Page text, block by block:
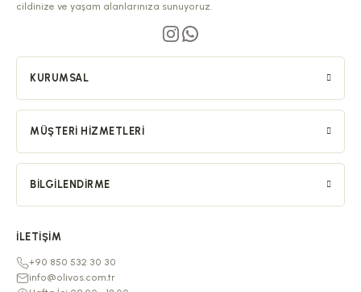
cildinize ve yaşam alanlarınıza sunuyoruz.
KURUMSAL
MÜŞTERI HIZMETLERI
BILGILENDIRME
İLETIŞIM
+90 850 532 30 30
info@olivos.com.tr